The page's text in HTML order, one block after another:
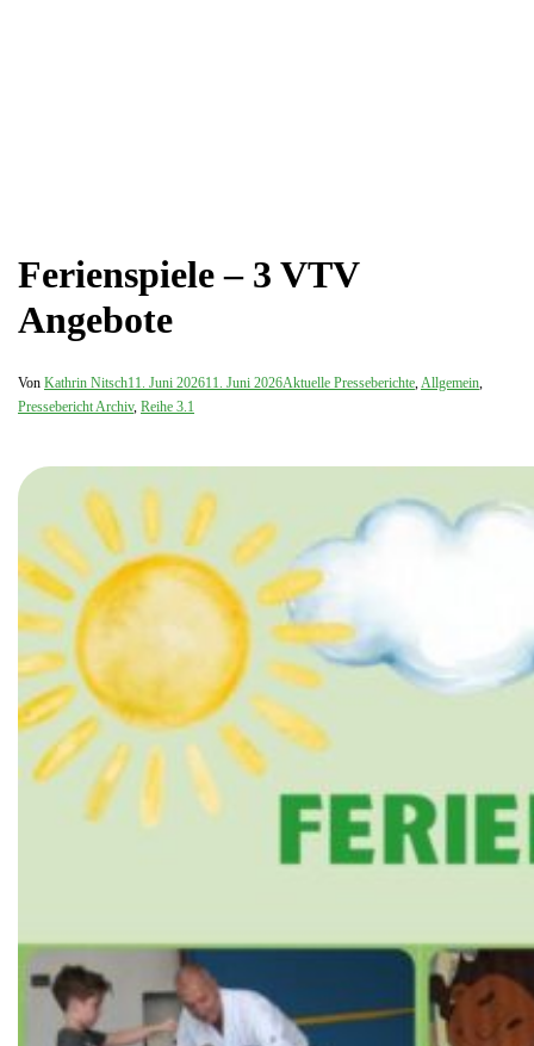
Ferienspiele – 3 VTV
Angebote
Von Kathrin Nitsch11. Juni 202611. Juni 2026Aktuelle Presseberichte,Allgemein,
Pressebericht Archiv, Reihe 3.1